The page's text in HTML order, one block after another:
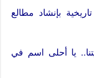
بإنشاد مطالع
يا أحلى اسم في